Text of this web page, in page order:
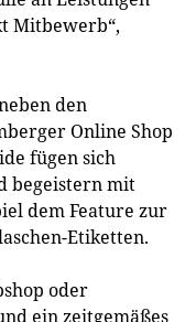
Mitbewerb“,
den
Online Shop
fügen sich
begeistern mit
dem Feature zur
Etiketten.
oder
ein zeitgemäßes